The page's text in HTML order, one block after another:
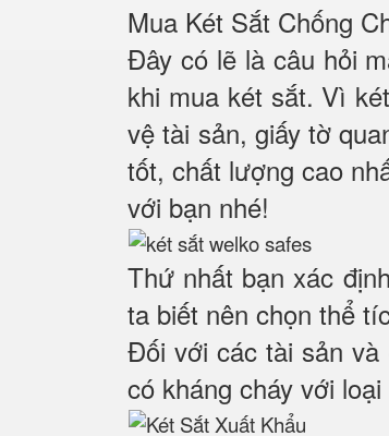
Mua Két Sắt Chống
Đây có lẽ là câu hỏi
khi mua két sắt. Vì
vệ tài sản, giấy tờ
tốt, chất lượng cao
với bạn nhé!
Thứ nhất bạn xác
ta biết nên chọn thể
Đối với các tài sản và
có kháng cháy với